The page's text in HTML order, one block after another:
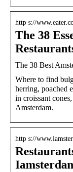
http s://
The 38
The 38 Best
Where to find
herring, poached
in croissant
Amsterdam.
http s://